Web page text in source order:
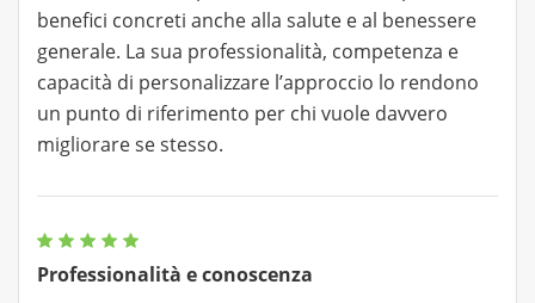
benefici concreti anche alla salute e al benessere
generale. La sua professionalità, competenza e
capacità di personalizzare l’approccio lo rendono
un punto di riferimento per chi vuole davvero
migliorare se stesso.
Professionalità e conoscenza